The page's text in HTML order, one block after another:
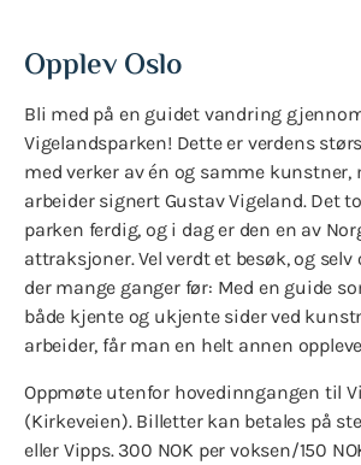
Opplev Oslo
Bli med på en guidet vandring
Vigelandsparken! Dette er verdens
med verker av én og samme kunstner,
arbeider signert Gustav Vigeland. Det
parken ferdig, og i dag er den en av
attraksjoner. Vel verdt et besøk, og
der mange ganger før: Med en guide
både kjente og ukjente sider ved
arbeider, får man en helt annen
Oppmøte utenfor hovedinngangen til
(Kirkeveien). Billetter kan betales på
eller Vipps. 300 NOK per voksen/150